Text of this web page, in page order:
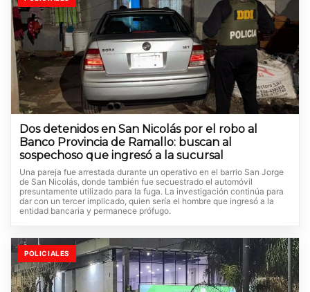
Dos detenidos en San Nicolás por el robo al
Banco Provincia de Ramallo: buscan al
sospechoso que ingresó a la sucursal
Una pareja fue arrestada durante un operativo en el barrio San Jorge
de San Nicolás, donde también fue secuestrado el automóvil
presuntamente utilizado para la fuga. La investigación continúa para
dar con un tercer implicado, quien sería el hombre que ingresó a la
entidad bancaria y permanece prófugo.
POLICIALES